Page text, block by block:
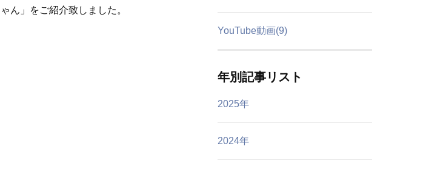
ん」をご紹介致しました。
YouTube動画(9)
年別記事リスト
2025年
2024年